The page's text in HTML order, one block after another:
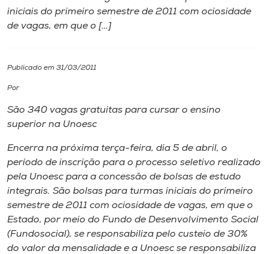
I.nova
Diplomados
Biblioteca
Editora
Rádio
iniciais do primeiro semestre de 2011 com ociosidade
de vagas, em que o […]
Publicado em 31/03/2011
Por
São 340 vagas gratuitas para cursar o ensino
superior na Unoesc
Encerra na próxima terça-feira, dia 5 de abril, o
período de inscrição para o processo seletivo realizado
pela Unoesc para a concessão de bolsas de estudo
integrais. São bolsas para turmas iniciais do primeiro
semestre de 2011 com ociosidade de vagas, em que o
Estado, por meio do Fundo de Desenvolvimento Social
(Fundosocial), se responsabiliza pelo custeio de 30%
do valor da mensalidade e a Unoesc se responsabiliza